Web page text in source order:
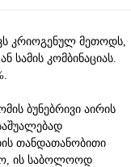
კრიოგენულ მეთოდს,
კომბინაციას.
ბუნებრივი აირის
თანდათანობითი
ის საბოლოოდ